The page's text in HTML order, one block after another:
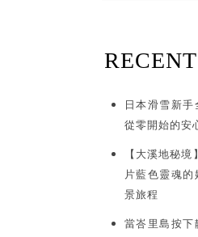
日本滑雪新
從零開始的安
【大溪地秘
片藍色靈魂
景旅程
當峇里島按下